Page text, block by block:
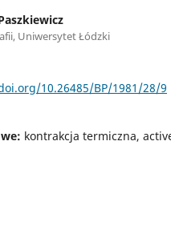
Uniwersytet Łódzki
10.26485/BP/1981/28/9
kontrakcja termiczna,